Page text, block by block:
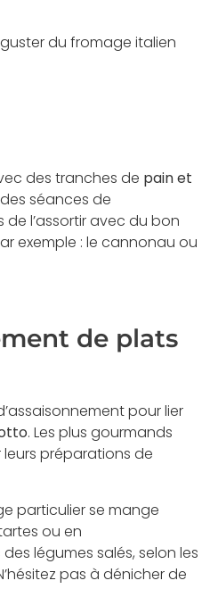
du fromage italien
des tranches de pain et
séances de
de l’assortir avec du bon
exemple : le cannonau ou
de plats
pour lier
. Les plus gourmands
leurs préparations de
particulier se mange
ou en
légumes salés, selon les
pas à dénicher de